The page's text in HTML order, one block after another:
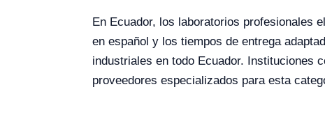
En Ecuador, los laboratorios profesionales
en español y los tiempos de entrega
industriales en todo Ecuador. Instituciones
proveedores especializados para esta